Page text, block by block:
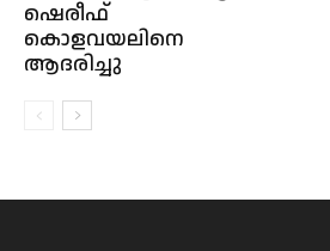
ഷെരീഫ്
കൊളവയലിനെ
ആദരിച്ചു